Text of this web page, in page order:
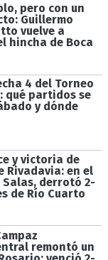
pero con un
Guillermo
vuelve a
hincha de Boca
4 del Torneo
qué partidos se
y dónde
y victoria de
Rivadavia: en el
Salas, derrotó 2-
de Río Cuarto
remontó un